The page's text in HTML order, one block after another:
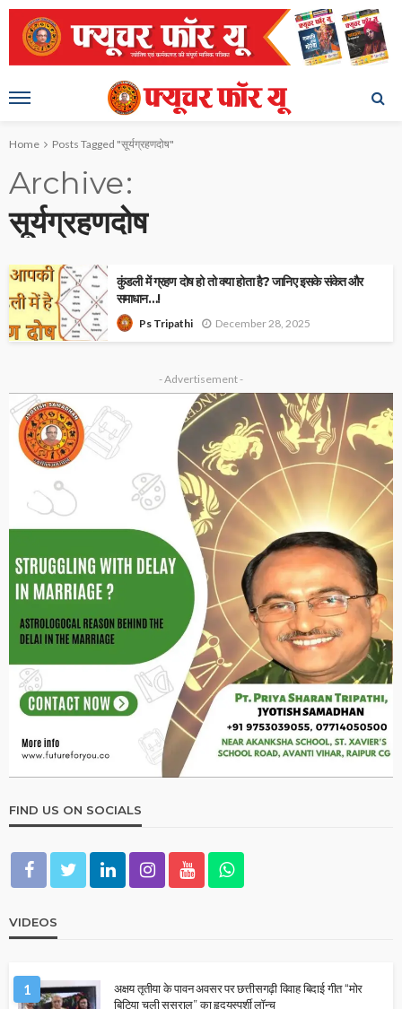
Home Posts Tagged "सूर्यग्रहणदोष"
Archive
सूर्यग्रहणदोष
कुंडली में ग्रहण दोष हो तो क्या होता है? जानिए इसके संकेत और
समाधान…!
Ps Tripathi December 28, 2025
- Advertisement -
FIND US ON SOCIALS
VIDEOS
1
अक्षय तृतीया के पावन अवसर पर छत्तीसगढ़ी विवाह बिदाई गीत “मोर
बिटिया चली ससुराल” का हृदयस्पर्शी लॉन्च